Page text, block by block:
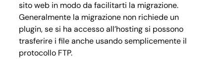
sito web in modo da facilitarti la migrazione.
Generalmente la migrazione non richiede un
plugin, se si ha accesso all’hosting si possono
trasferire i file anche usando semplicemente il
protocollo FTP.